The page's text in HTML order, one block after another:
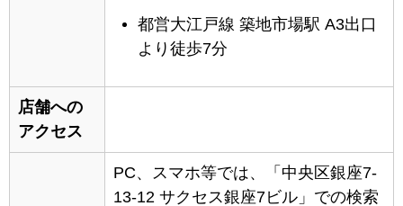
都営大江戸線 築地市場駅 A3出口
より徒歩7分
店舗への
アクセス
PC、スマホ等では、「中央区銀座7-
13-12 サクセス銀座7ビル」での検索